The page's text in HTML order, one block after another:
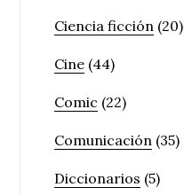
Ciencia ficción (20)
Cine (44)
Comic (22)
Comunicación (35)
Diccionarios (5)